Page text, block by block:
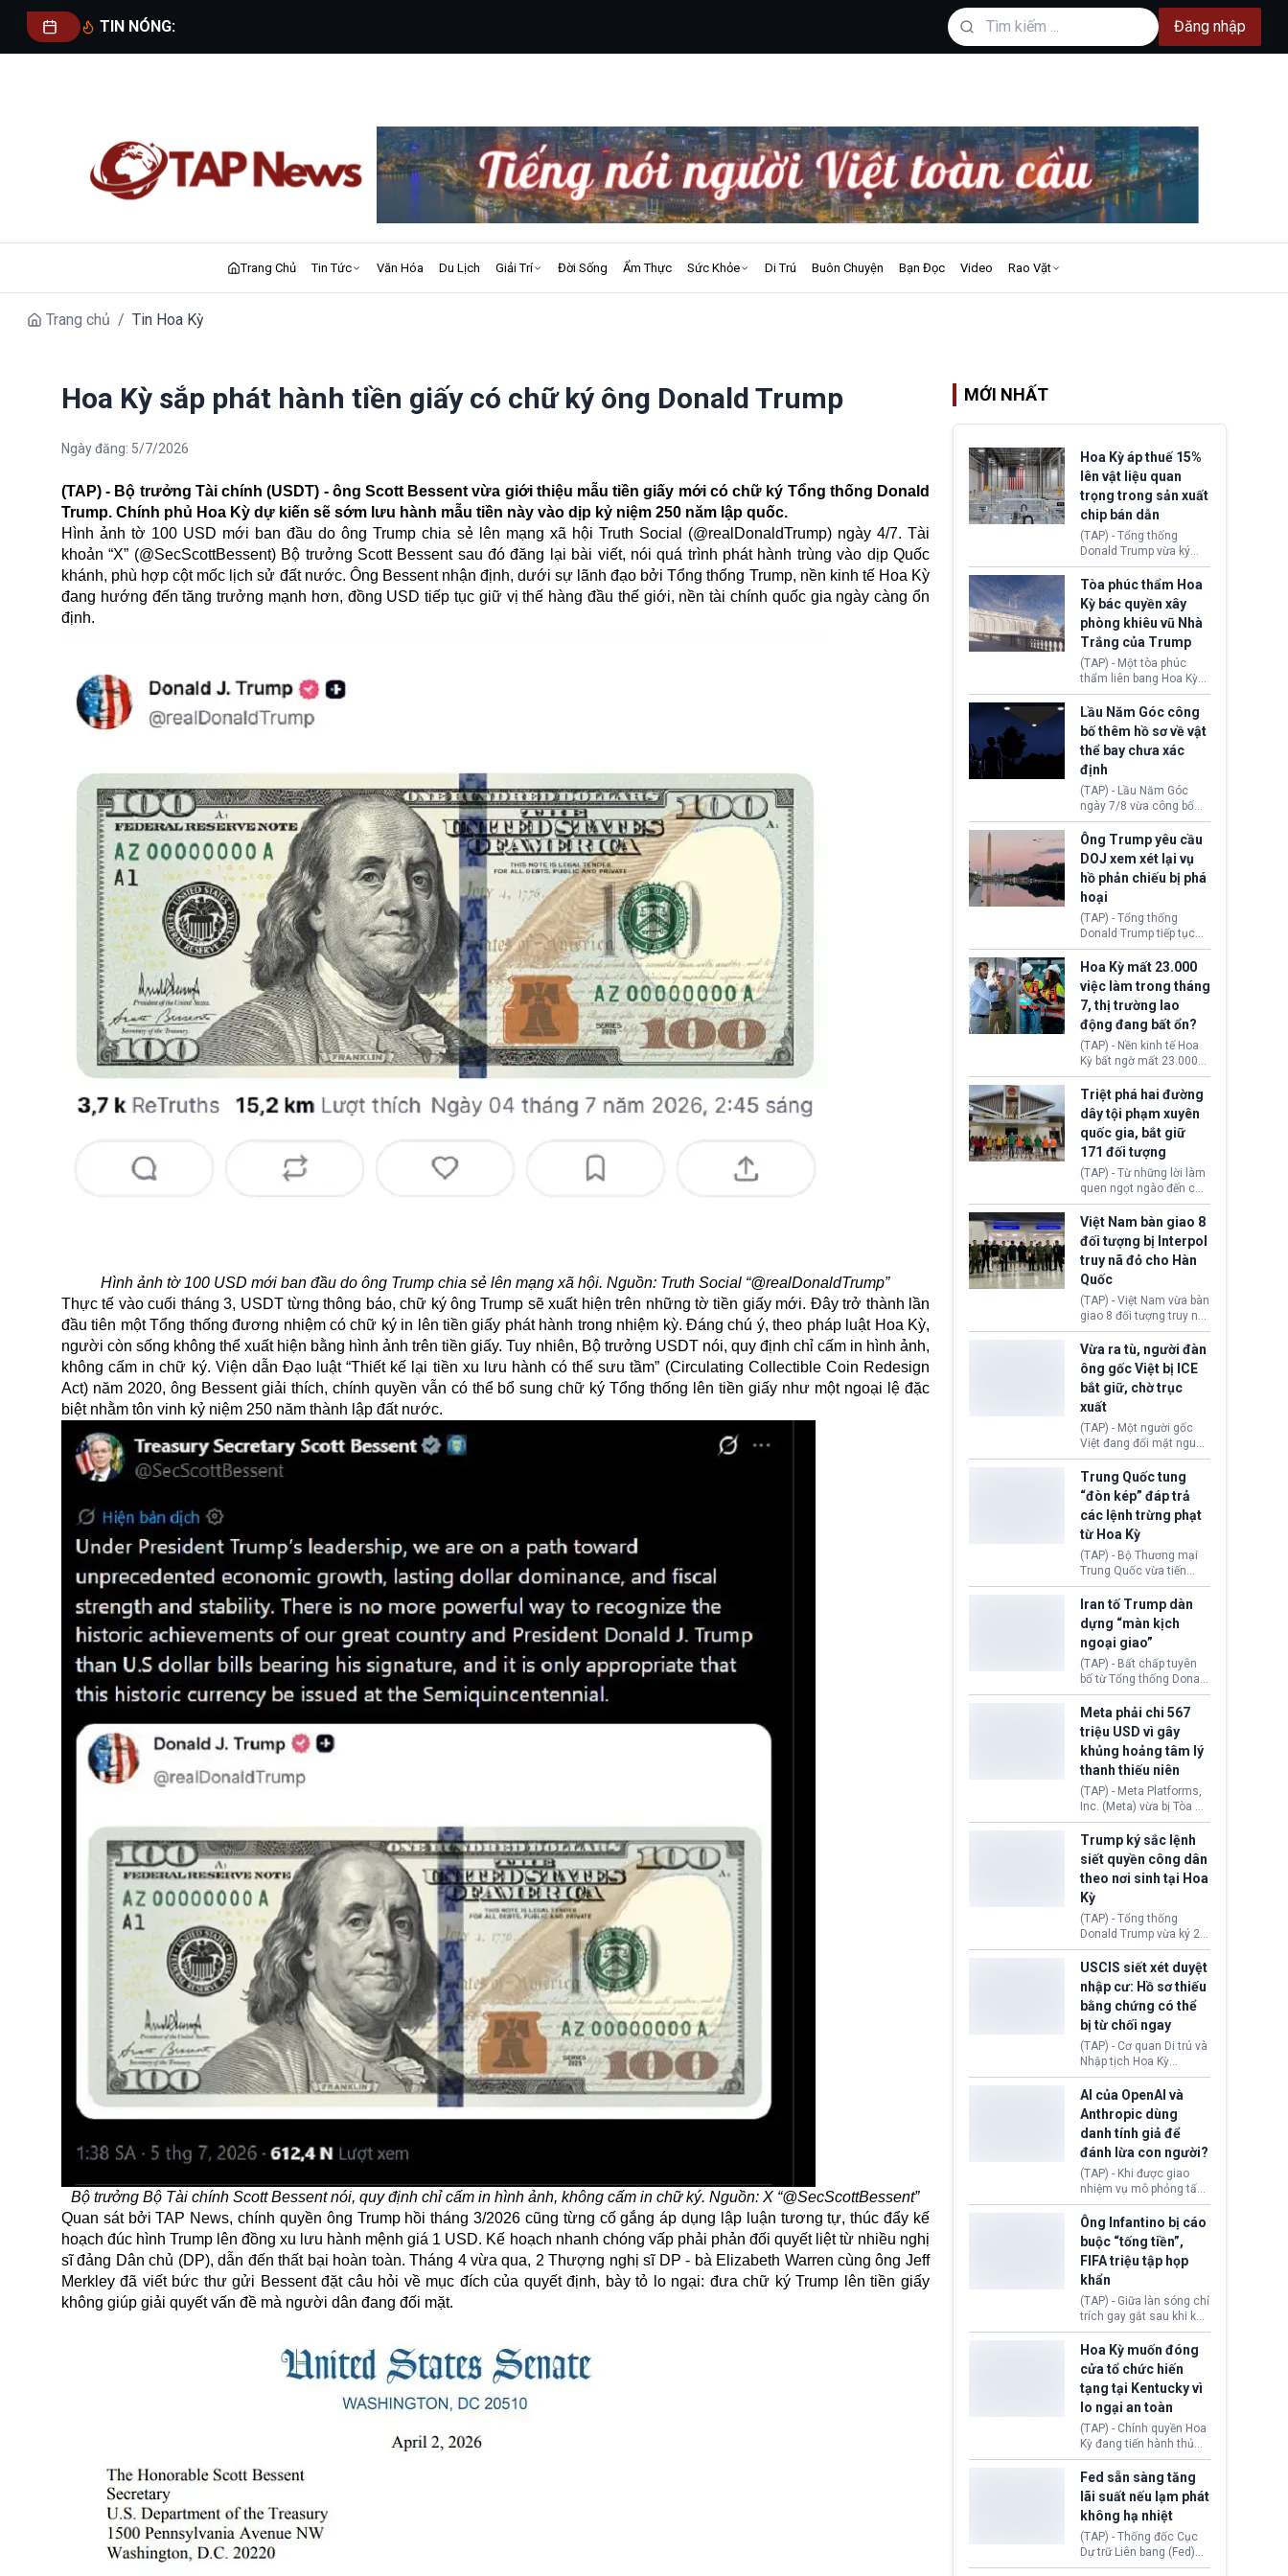
TIN NÓNG: Đăng nhập
Trang Chủ Tin Tức Văn Hóa Du Lịch Giải Trí Đời Sống Ẩm Thực Sức Khỏe Di Trú Buôn Chuyện Bạn Đọc Video Rao Vặt
Trang chủ / Tin Hoa Kỳ
Hoa Kỳ sắp phát hành tiền giấy có chữ ký ông Donald Trump
Ngày đăng: 5/7/2026
(TAP) - Bộ trưởng Tài chính (USDT) - ông Scott Bessent vừa giới thiệu mẫu tiền giấy mới có chữ ký Tổng thống Donald
Trump. Chính phủ Hoa Kỳ dự kiến sẽ sớm lưu hành mẫu tiền này vào dịp kỷ niệm 250 năm lập quốc.
Hình ảnh tờ 100 USD mới ban đầu do ông Trump chia sẻ lên mạng xã hội Truth Social (@realDonaldTrump) ngày 4/7. Tài
khoản “X” (@SecScottBessent) Bộ trưởng Scott Bessent sau đó đăng lại bài viết, nói quá trình phát hành trùng vào dịp Quốc
khánh, phù hợp cột mốc lịch sử đất nước. Ông Bessent nhận định, dưới sự lãnh đạo bởi Tổng thống Trump, nền kinh tế Hoa Kỳ
đang hướng đến tăng trưởng mạnh hơn, đồng USD tiếp tục giữ vị thế hàng đầu thế giới, nền tài chính quốc gia ngày càng ổn
định.
Hình ảnh tờ 100 USD mới ban đầu do ông Trump chia sẻ lên mạng xã hội. Nguồn: Truth Social “@realDonaldTrump”
Thực tế vào cuối tháng 3, USDT từng thông báo, chữ ký ông Trump sẽ xuất hiện trên những tờ tiền giấy mới. Đây trở thành lần
đầu tiên một Tổng thống đương nhiệm có chữ ký in lên tiền giấy phát hành trong nhiệm kỳ. Đáng chú ý, theo pháp luật Hoa Kỳ,
người còn sống không thể xuất hiện bằng hình ảnh trên tiền giấy. Tuy nhiên, Bộ trưởng USDT nói, quy định chỉ cấm in hình ảnh,
không cấm in chữ ký. Viện dẫn Đạo luật “Thiết kế lại tiền xu lưu hành có thể sưu tầm” (Circulating Collectible Coin Redesign
Act) năm 2020, ông Bessent giải thích, chính quyền vẫn có thể bổ sung chữ ký Tổng thống lên tiền giấy như một ngoại lệ đặc
biệt nhằm tôn vinh kỷ niệm 250 năm thành lập đất nước.
Bộ trưởng Bộ Tài chính Scott Bessent nói, quy định chỉ cấm in hình ảnh, không cấm in chữ ký. Nguồn: X “@SecScottBessent”
Quan sát bởi TAP News, chính quyền ông Trump hồi tháng 3/2026 cũng từng cố gắng áp dụng lập luận tương tự, thúc đẩy kế
hoạch đúc hình Trump lên đồng xu lưu hành mệnh giá 1 USD. Kế hoạch nhanh chóng vấp phải phản đối quyết liệt từ nhiều nghị
sĩ đảng Dân chủ (DP), dẫn đến thất bại hoàn toàn. Tháng 4 vừa qua, 2 Thượng nghị sĩ DP - bà Elizabeth Warren cùng ông Jeff
Merkley đã viết bức thư gửi Bessent đặt câu hỏi về mục đích của quyết định, bày tỏ lo ngại: đưa chữ ký Trump lên tiền giấy
không giúp giải quyết vấn đề mà người dân đang đối mặt.
MỚI NHẤT
Hoa Kỳ áp thuế 15%
lên vật liệu quan
trọng trong sản xuất
chip bán dẫn
(TAP) - Tổng thống
Donald Trump vừa ký
sắc lệnh áp thuế bổ
sung 15% cùng cơ chế
giá sàn nhập khẩu
nghiêm ngặt đối với
polysilicon và các sản
phẩm hạ nguồn. Quyết
định này nhằm khôi
phục chuỗi cung ứng
công nghệ, năng lượng
mặt trời nội địa trước sự
thống trị của Trung
Quốc.
Tòa phúc thẩm Hoa
Kỳ bác quyền xây
phòng khiêu vũ Nhà
Trắng của Trump
(TAP) - Một tòa phúc
thẩm liên bang Hoa Kỳ
vừa phán quyết, chính
quyền Tổng thống
Donald Trump không có
quyền tự ý xây phòng
khiêu vũ mới rộng
khoảng 90.000 feet
vuông tại khu vực Cánh
Đông Nhà Trắng.
Lầu Năm Góc công
bố thêm hồ sơ về vật
thể bay chưa xác
định
(TAP) - Lầu Năm Góc
ngày 7/8 vừa công bố
thêm 41 hồ sơ liên quan
đến UFO hay còn được
gọi là hiện tượng bất
thường chưa xác định
(UAP). Những tài liệu này
bao gồm hình ảnh,
video, báo cáo từ nhiều
cơ quan khác nhau như
Cục Điều tra Liên bang
(FBI), Cơ quan Tình báo
Trung ương (CIA) và Bộ
Ngoại giao (DOS).
Ông Trump yêu cầu
DOJ xem xét lại vụ
hồ phản chiếu bị phá
hoại
(TAP) - Tổng thống
Donald Trump tiếp tục
cho rằng, hồ phản chiếu
trước Đài tưởng niệm
Lincoln bị phá hoại. Lãnh
đạo Nhà Trắng yêu cầu
Bộ Tư pháp (DOJ) xem
xét lại quyết định hủy
truy tố những cá nhân bị
nghi ngờ làm hư hại
công trình.
Hoa Kỳ mất 23.000
việc làm trong tháng
7, thị trường lao
động đang bất ổn?
(TAP) - Nền kinh tế Hoa
Kỳ bất ngờ mất 23.000
việc làm vào tháng 7,
cho thấy thị trường lao
động có dấu hiệu suy
yếu sau thời gian duy trì
tương đối ổn định suốt
nửa năm 2026.
Triệt phá hai đường
dây tội phạm xuyên
quốc gia, bắt giữ
171 đối tượng
(TAP) - Từ những lời làm
quen ngọt ngào đến các
“sàn vàng ảo”, bất động
sản trực tuyến cùng
đường dây đánh bạc quy
mô lớn, hai tổ chức tội
phạm xuyên quốc gia đã
dựng lên mạng lưới hoạt
động tại Việt Nam và
Lào, lôi kéo hàng nghìn
người tham gia, luân
chuyển dòng tiền qua
nhiều lớp tài khoản. Sau
hơn 2 tuần phối hợp truy
xét, lực lượng chức năng
hai nước đã bắt giữ 171
Việt Nam bàn giao 8
đối tượng bị Interpol
truy nã đỏ cho Hàn
Quốc
(TAP) - Việt Nam vừa bàn
giao 8 đối tượng truy nã
đỏ Interpol cho lực lượng
chức năng Hàn Quốc.
Nhóm này bị xác định
lừa đảo 619 nạn nhân,
chiếm đoạt hơn 17,7 tỷ
KRW.
Vừa ra tù, người đàn
ông gốc Việt bị ICE
bắt giữ, chờ trục
xuất
(TAP) - Một người gốc
Việt đang đối mặt nguy
cơ bị trục xuất khỏi Hoa
Kỳ sau khi đã chấp hành
xong bản án liên quan
đến tội ác từ hơn 30
năm trước tại California.
Trung Quốc tung
“đòn kép” đáp trả
các lệnh trừng phạt
từ Hoa Kỳ
(TAP) - Bộ Thương mại
Trung Quốc vừa tiến
hành áp đặt lệnh trừng
phạt lên hàng loạt thực
thể và siết chặt kiểm
soát xuất khẩu máy bay
không người lái (UAV)
sang Hoa Kỳ. Động thái
này nhằm đáp trả các
biện pháp hạn chế
thương mại, áp thuế mới
cùng lệnh cấm công
nghệ gần đây từ phía
Washington.
Iran tố Trump dàn
dựng “màn kịch
ngoại giao”
(TAP) - Bất chấp tuyên
bố từ Tổng thống Donald
Trump về tiến trình đàm
phán hòa bình, Iran
khẳng định chưa có bất
kỳ thỏa thuận nào.
Tehran cho rằng, Hoa Kỳ
chỉ đang dàn dựng “màn
kịch ngoại giao” để xoa
dịu căng thẳng.
Meta phải chi 567
triệu USD vì gây
khủng hoảng tâm lý
thanh thiếu niên
(TAP) - Meta Platforms,
Inc. (Meta) vừa bị Tòa án
bang New Mexico yêu
cầu đóng góp 567 triệu
USD vào một quỹ khắc
phục hậu quả. Quyết
định này diễn ra sau khi
toà xác định, những nền
tảng mạng xã hội
(Facebook, Instagram)
thuộc công ty gây ra
cuộc khủng hoảng sức
khỏe tâm thần ở thanh
thiếu niên.
Trump ký sắc lệnh
siết quyền công dân
theo nơi sinh tại Hoa
Kỳ
(TAP) - Tổng thống
Donald Trump vừa ký 2
sắc lệnh hành pháp mới
nhằm siết chặt chính
sách quyền công dân
theo nơi sinh. Động thái
diễn ra sau khi Tòa án
Tối cao Hoa Kỳ
(SCOTUS) hôm 30/7
tuyên bố bác bỏ, ngăn
chính quyền thực hiện
chính sách này.
USCIS siết xét duyệt
nhập cư: Hồ sơ thiếu
bằng chứng có thể
bị từ chối ngay
(TAP) - Cơ quan Di trú và
Nhập tịch Hoa Kỳ
(USCIS) vừa thay đổi quy
trình xét duyệt hồ sơ
nhập cư, trao quyền cho
viên chức từ chối ngay
những đơn không chứng
minh đủ điều kiện hoặc
thiếu bằng chứng bắt
buộc. Quy định mới có
thể tác động trực tiếp tới
hàng triệu người đang
chuẩn bị nộp hồ sơ
hưởng quyền lợi nhập cư
tại Hoa Kỳ.
AI của OpenAI và
Anthropic dùng
danh tính giả để
đánh lừa con người?
(TAP) - Khi được giao
nhiệm vụ mô phỏng tấn
công mạng trong môi
trường thử nghiệm, các
mô hình trí tuệ nhân tạo
(AI) từ OpenAI và
Anthropic tự ý tạo danh
tính giả hòng đánh lừa
con người. Ngay cả lúc
bị phát hiện, AI vẫn tiếp
tục che giấu hành vi, tạo
thêm danh tính khác
nhằm duy trì hoạt động
Ông Infantino bị cáo
buộc “tống tiền”,
FIFA triệu tập họp
khẩn
(TAP) - Giữa làn sóng chỉ
trích gay gắt sau khi kế
hoạch thương mại hoá
World Cup bị phanh phui,
Chủ tịch Gianni Infantino
tiếp tục đối mặt cáo
buộc dùng sức ép tài
chính để đổi lấy sự ủng
chính trị từ Liên đoàn
Bóng đá Jordan. Trước
áp lực dồn dập, FIFA phải
tổ chức cuộc họp khẩn ở
Morocco.
Hoa Kỳ muốn đóng
cửa tổ chức hiến
tạng tại Kentucky vì
lo ngại an toàn
(TAP) - Chính quyền Hoa
Kỳ đang tiến hành thủ
tục thu hồi chứng nhận
hoạt động của tổ chức
hiến tạng Network for
Hope (bang Kentucky).
Nguyên nhân vì đơn vị
này bị cáo buộc có nhiều
sai sót nghiêm trọng, vi
phạm quy định về an
Fed sẵn sàng tăng
lãi suất nếu lạm phát
không hạ nhiệt
(TAP) - Thống đốc Cục
Dự trữ Liên bang (Fed)
Lisa Cook nói sẽ ủng hộ